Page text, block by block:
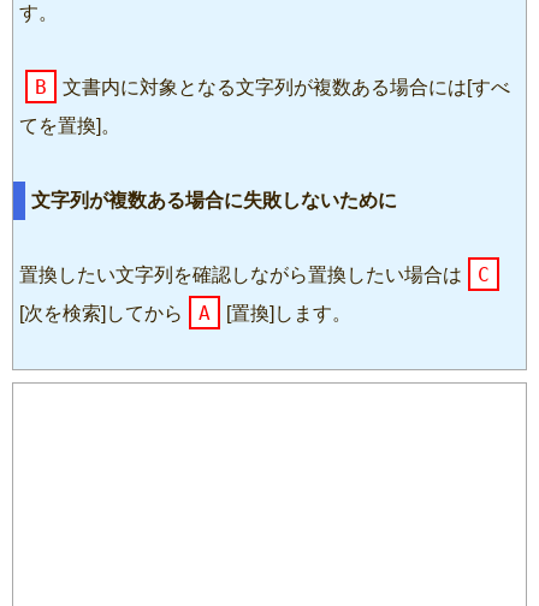
す。
B
文書内に対象となる文字列が複数ある場合には[すべ
てを置換]。
文字列が複数ある場合に失敗しないために
置換したい文字列を確認しながら置換したい場合は C
[次を検索]してから A [置換]します。